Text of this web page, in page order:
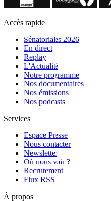
Accès rapide
Sénatoriales 2026
En direct
Replay
L'Actualité
Notre programme
Nos documentaires
Nos émissions
Nos podcasts
Services
Espace Presse
Nous contacter
Newsletter
Où nous voir ?
Recrutement
Flux RSS
À propos